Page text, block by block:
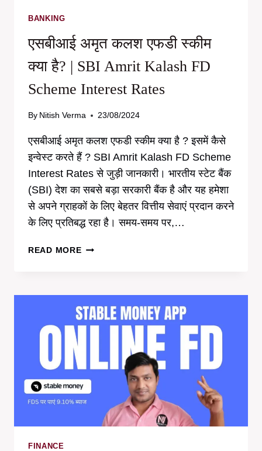
BANKING
एसबीआई अमृत कलश एफडी स्कीम
क्या है? | SBI Amrit Kalash FD
Scheme Interest Rates
By Nitish Verma 23/08/2024
एसबीआई अमृत कलश एफडी स्कीम क्या है ? इसमें कैसे
इन्वेस्ट करते हैं ? SBI Amrit Kalash FD Scheme
Interest Rates से जुड़ी जानकारी। भारतीय स्टेट बैंक
(SBI) देश का सबसे बड़ा सरकारी बैंक है और यह हमेशा
से अपने ग्राहकों के लिए बेहतर वित्तीय सेवाएं प्रदान करने
के लिए प्रतिबद्ध रहा है। समय-समय पर,…
READ MOREएसबीआई
क्या
है?
AMRIT
KALASH
FD
SCHEME
INTEREST
FINANCE